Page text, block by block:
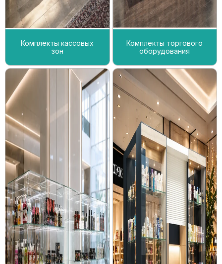
Комплекты кассовых
зон
Комплекты торгового
оборудования